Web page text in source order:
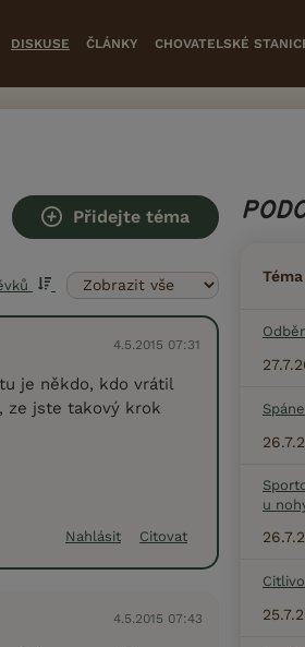
DISKUSE ČLÁNKY CHOVATELSKÉ
Přidejte téma
4.5.2015 07:31
je někdo, kdo vrátil
ze jste takový krok
Nahlásit Citovat
4.5.2015 07:43
Téma
u